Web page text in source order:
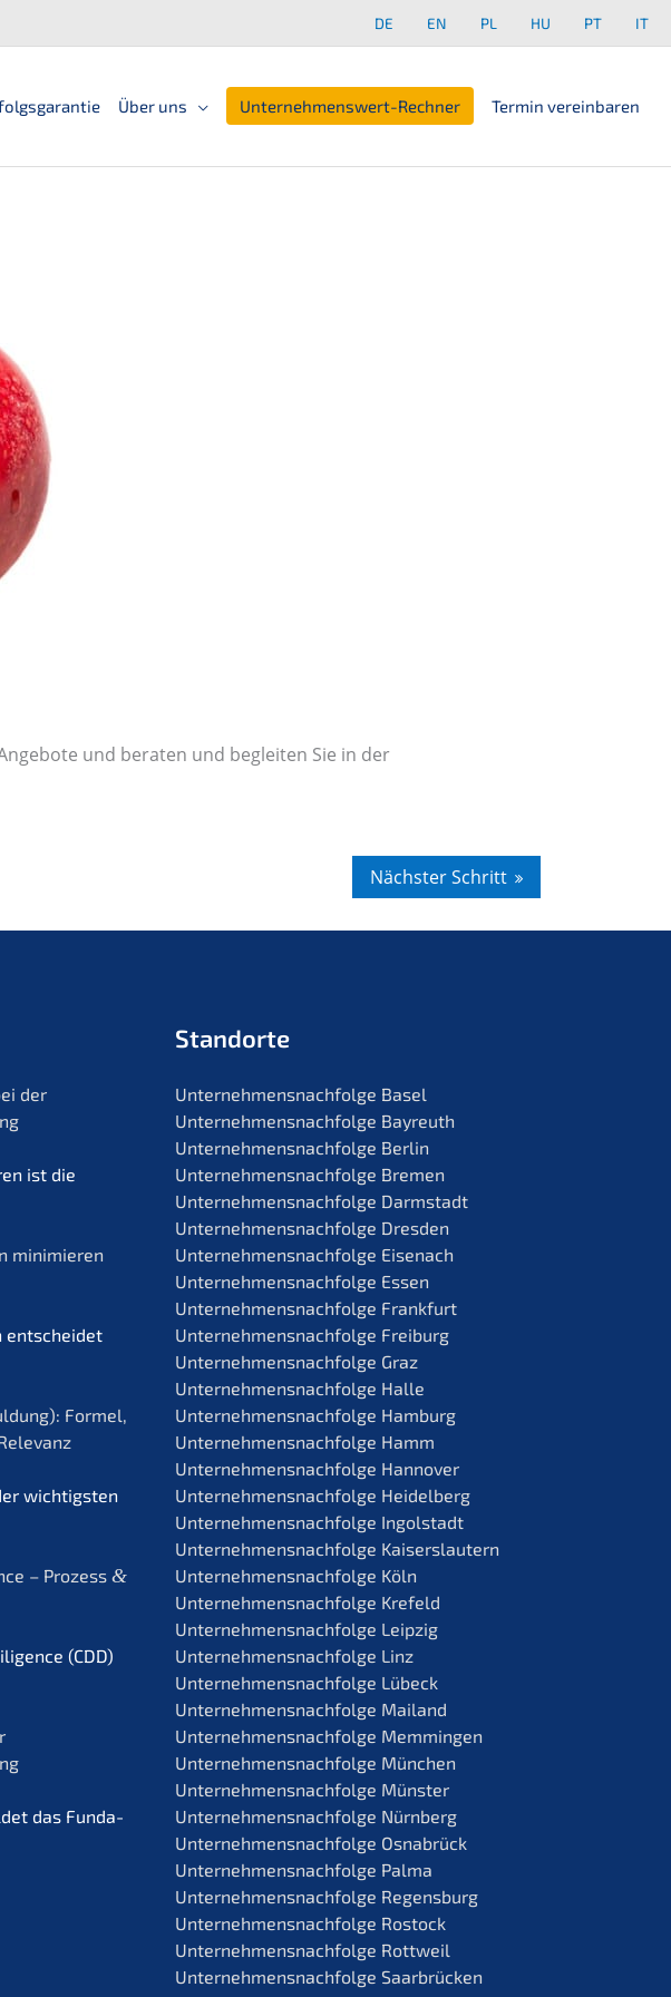
DE EN PL HU PT IT
Über uns Unter­neh­mens­wert-Rechner Termin verein­ba­ren
und beraten und beglei­ten Sie in der
Nächster Schritt
der
ist die
minimie­ren
entschei­det
Formel,
wichtigs­ten
– Prozess&
(CDD)
das Funda­
Standorte
Unternehmens­nachfolge Basel
Unternehmens­nachfolge Bayreuth
Unternehmens­nachfolge Berlin
Unternehmens­nachfolge Bremen
Unternehmens­nachfolge Darmstadt
Unternehmens­nachfolge Dresden
Unternehmens­nachfolge Eisenach
Unternehmens­nachfolge Essen
Unternehmens­nachfolge Frankfurt
Unternehmens­nachfolge Freiburg
Unternehmens­nachfolge Graz
Unternehmens­nachfolge Halle
Unternehmens­nachfolge Hamburg
Unternehmens­nachfolge Hamm
Unternehmens­nachfolge Hannover
Unternehmens­nachfolge Heidelberg
Unternehmens­nachfolge Ingolstadt
Unternehmens­nachfolge Kaiserslautern
Unternehmens­nachfolge Köln
Unternehmens­nachfolge Krefeld
Unternehmens­nachfolge Leipzig
Unternehmens­nachfolge Linz
Unternehmens­nachfolge Lübeck
Unternehmens­nachfolge Mailand
Unternehmens­nachfolge Memmingen
Unternehmens­nachfolge München
Unternehmens­nachfolge Münster
Unternehmens­nachfolge Nürnberg
Unternehmens­nachfolge Osnabrück
Unternehmens­nachfolge Palma
Unternehmens­nachfolge Regensburg
Unternehmens­nachfolge Rostock
Unternehmens­nachfolge Rottweil
Unternehmens­nachfolge Saarbrücken